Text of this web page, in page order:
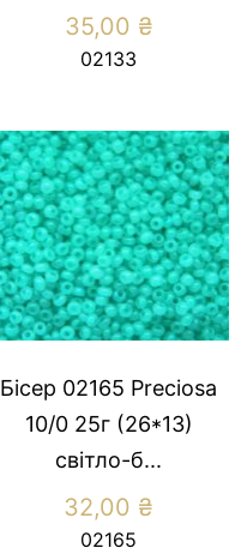
35,00 ₴
02133
Бісер 02165 Preсiosa
10/0 25г (26*13)
свiтло-б...
32,00 ₴
02165